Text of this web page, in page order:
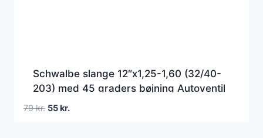
Schwalbe slange 12″x1,25-1,60 (32/40-
203) med 45 graders bøjning Autoventil
AV1S
79kr. Den
55kr.Den